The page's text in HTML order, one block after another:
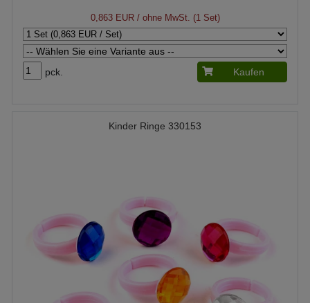
0,863 EUR/ ohne MwSt. (1 Set)
pck. Kaufen
Kinder Ringe 330153